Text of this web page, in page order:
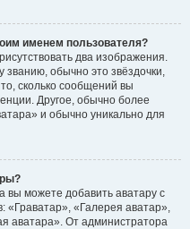
именем пользователя?
два изображения.
обычно это звёздочки,
сколько сообщений вы
Другое, обычно более
и обычно уникально для
вы можете добавить аватару с
«Граватар», «Галерея аватар»,
аватара». От администратора